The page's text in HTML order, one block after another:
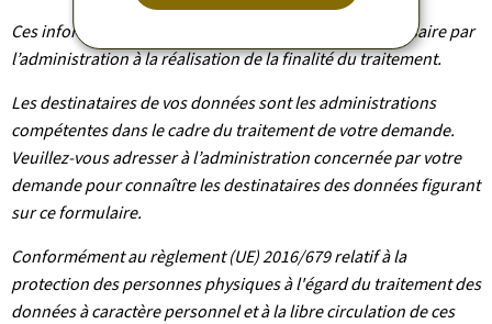
Ces informations sont conservées pour la durée nécessaire par
l’administration à la réalisation de la finalité du traitement.
Les destinataires de vos données sont les administrations
compétentes dans le cadre du traitement de votre demande.
Veuillez-vous adresser à l’administration concernée par votre
demande pour connaître les destinataires des données figurant
sur ce formulaire.
Conformément au règlement (UE) 2016/679 relatif à la
protection des personnes physiques à l'égard du traitement des
données à caractère personnel et à la libre circulation de ces